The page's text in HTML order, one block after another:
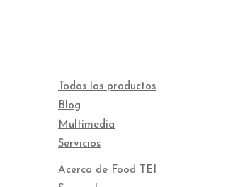
Todos los productos
Blog
Multimedia
Servicios
Acerca de Food TEI